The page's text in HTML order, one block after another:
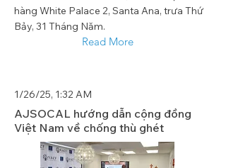
hàng White Palace 2, Santa Ana, trưa Thứ
Bảy, 31 Tháng Năm.
Read More
1/26/25, 1:32 AM
AJSOCAL hướng dẫn cộng đồng
Việt Nam về chống thù ghét